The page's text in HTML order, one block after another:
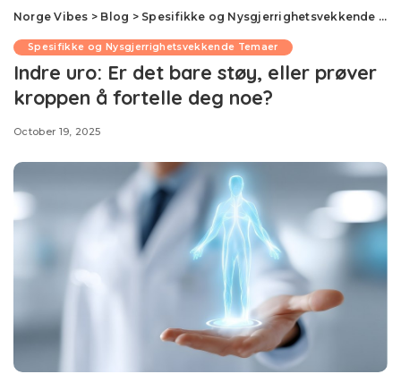
Norge Vibes > Blog > Spesifikke og Nysgjerrighetsvekkende Temaer
Spesifikke og Nysgjerrighetsvekkende Temaer
Indre uro: Er det bare støy, eller prøver
kroppen å fortelle deg noe?
October 19, 2025